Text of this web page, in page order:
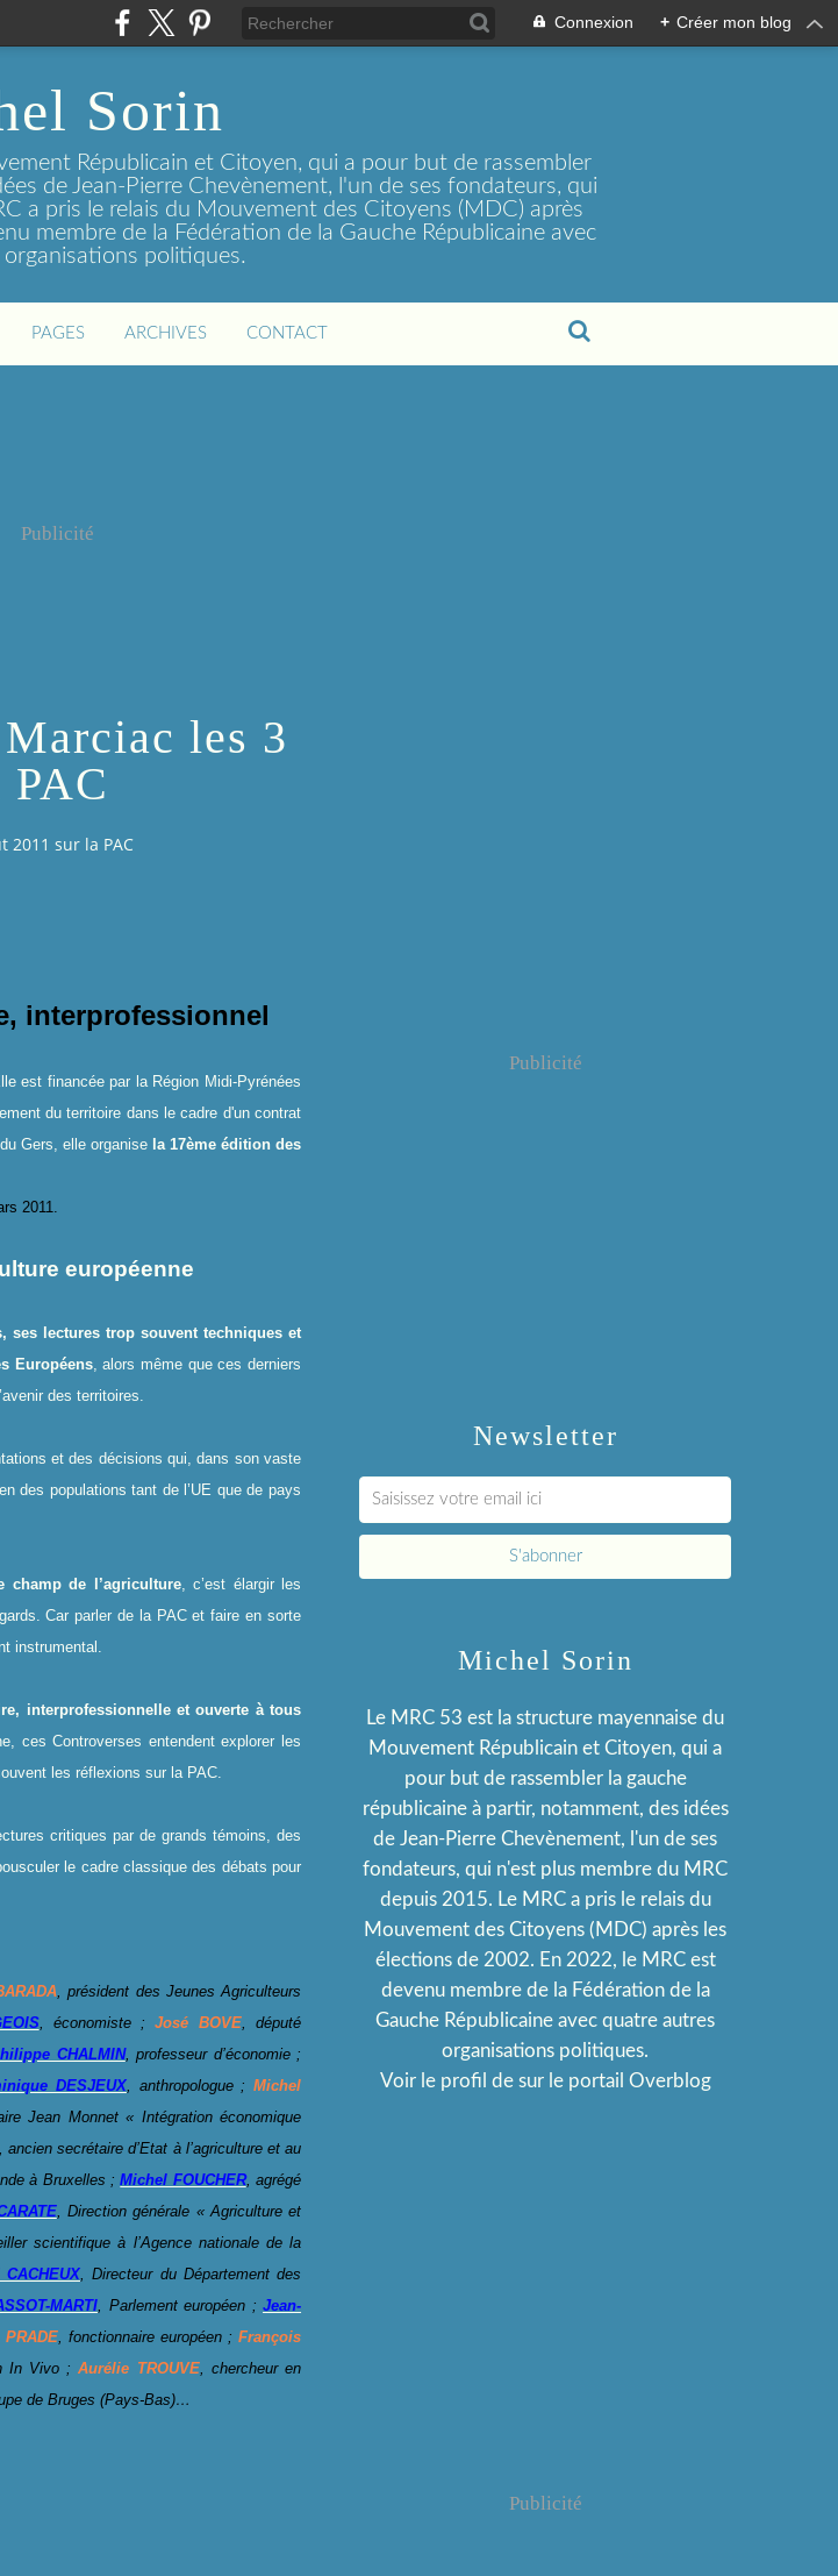
Connexion + Créer mon blog
Sorin
Républicain et Citoyen, qui a pour but de rassembler
de Jean-Pierre Chevènement, l'un de ses fondateurs, qui
a pris le relais du Mouvement des Citoyens (MDC) après
membre de la Fédération de la Gauche Républicaine avec
politiques.
PAGES ARCHIVES CONTACT
Publicité
les 3
2011 sur la PAC
interprofessionnel
est financée par la Région Midi-Pyrénées
du territoire dans le cadre d'un contrat
Gers, elle organise la 17ème édition des
2011.
européenne
ses lectures trop souvent techniques et
Européens, alors même que ces derniers
des territoires.
et des décisions qui, dans son vaste
des populations tant de l’UE que de pays
champ de l’agriculture, c’est élargir les
Car parler de la PAC et faire en sorte
instrumental.
interprofessionnelle et ouverte à tous
ces Controverses entendent explorer les
les réflexions sur la PAC.
critiques par de grands témoins, des
le cadre classique des débats pour
, président des Jeunes Agriculteurs
, économiste ; José BOVE, député
CHALMIN, professeur d’économie ;
DESJEUX, anthropologue ; Michel
Jean Monnet « Intégration économique
ancien secrétaire d’Etat à l’agriculture et au
à Bruxelles ; Michel FOUCHER, agrégé
, Direction générale « Agriculture et
scientifique à l’Agence nationale de la
, Directeur du Département des
MARTI , Parlement européen ; Jean-
, fonctionnaire européen ; François
In Vivo ; Aurélie TROUVE, chercheur en
de Bruges (Pays-Bas)…
Newsletter
Publicité
Michel Sorin
Le MRC 53 est la structure mayennaise du
Mouvement Républicain et Citoyen, qui a
pour but de rassembler la gauche
républicaine à partir, notamment, des idées
de Jean-Pierre Chevènement, l'un de ses
fondateurs, qui n'est plus membre du MRC
depuis 2015. Le MRC a pris le relais du
Mouvement des Citoyens (MDC) après les
élections de 2002. En 2022, le MRC est
devenu membre de la Fédération de la
Gauche Républicaine avec quatre autres
organisations politiques.
Voir le profil de sur le portail Overblog
Publicité